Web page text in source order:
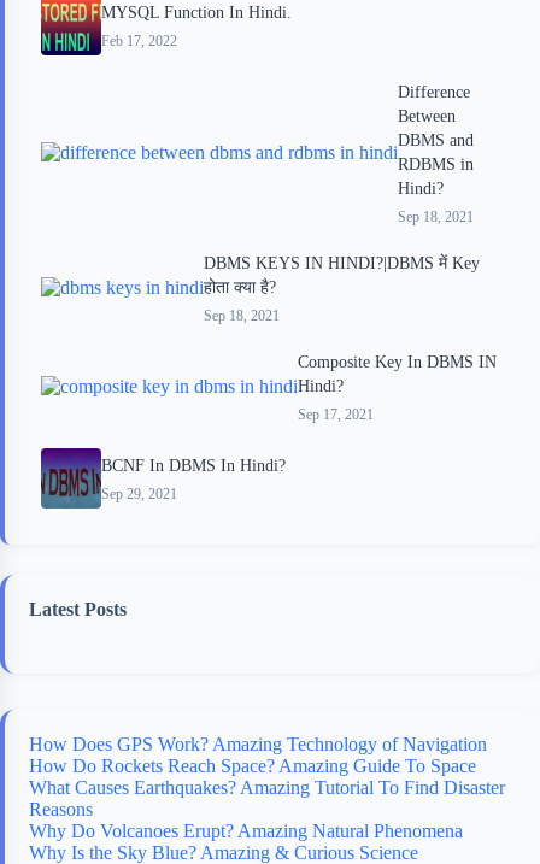
MYSQL Function In Hindi.
Feb 17, 2022
Difference
Between
DBMS and
RDBMS in
Hindi?
Sep 18, 2021
DBMS KEYS IN HINDI?|DBMS में Key
होता क्या है?
Sep 18, 2021
Composite Key In DBMS IN
Hindi?
Sep 17, 2021
BCNF In DBMS In Hindi?
Sep 29, 2021
Latest Posts
How Does GPS Work? Amazing Technology of Navigation
How Do Rockets Reach Space? Amazing Guide To Space
What Causes Earthquakes? Amazing Tutorial To Find Disaster
Reasons
Why Do Volcanoes Erupt? Amazing Natural Phenomena
Why Is the Sky Blue? Amazing & Curious Science